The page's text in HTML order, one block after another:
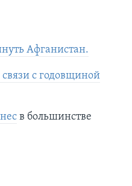
Афганистан.
связи с годовщиной
в большинстве